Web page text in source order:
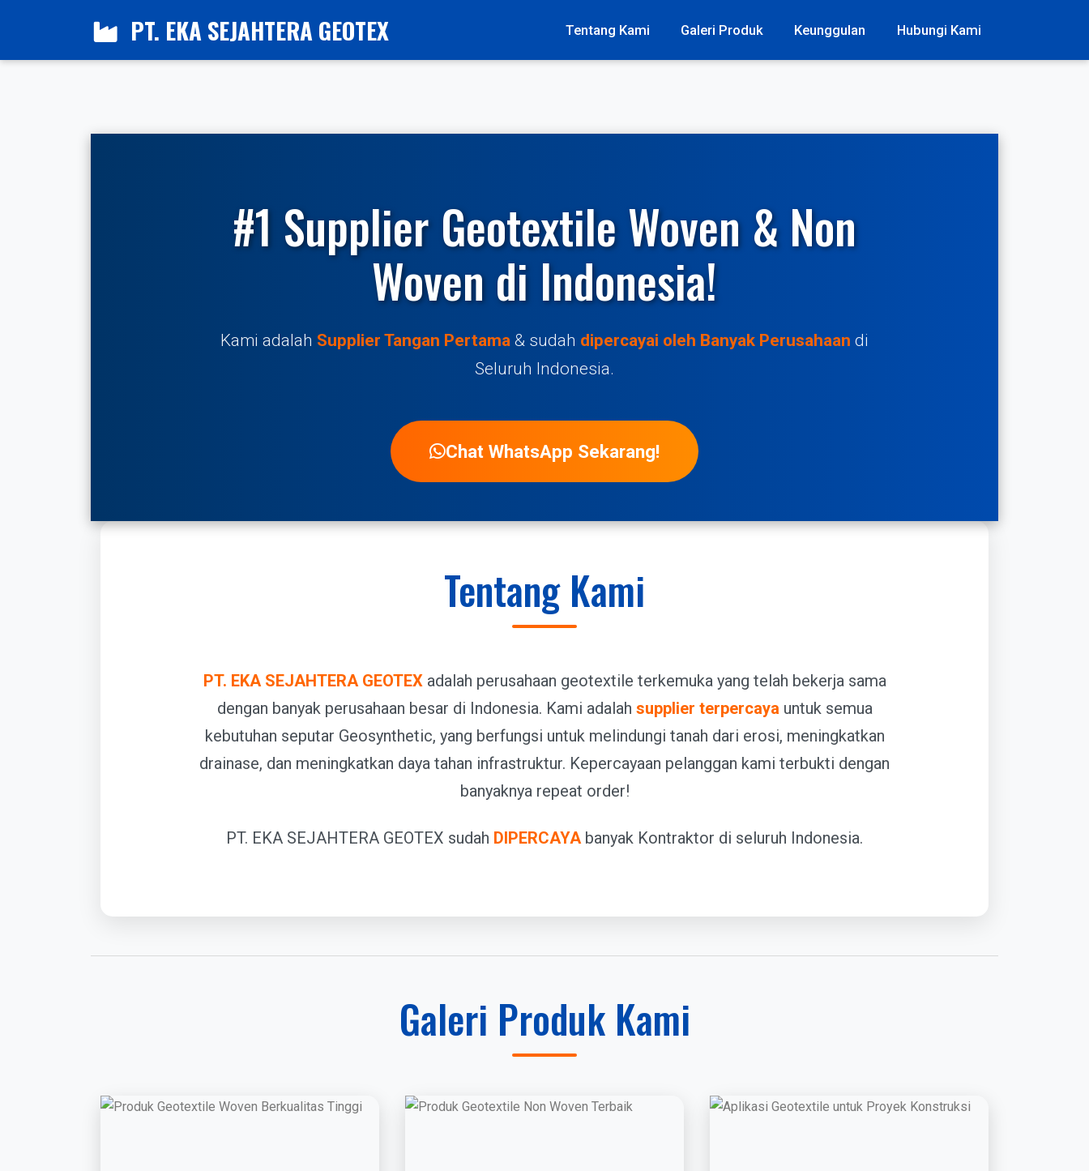
PT. EKA SEJAHTERA GEOTEX Tentang Kami Galeri Produk Keunggulan Hubungi Kami
#1 Supplier Geotextile Woven & Non
Woven di Indonesia!
Kami adalah Supplier Tangan Pertama & sudah dipercayai oleh Banyak Perusahaan di
Seluruh Indonesia.
Chat WhatsApp Sekarang!
Tentang Kami
PT. EKA SEJAHTERA GEOTEXadalah perusahaan geotextile terkemuka yang telah bekerja sama
dengan banyak perusahaan besar di Indonesia. Kami adalah supplier terpercaya untuk semua
kebutuhan seputar Geosynthetic, yang berfungsi untuk melindungi tanah dari erosi, meningkatkan
drainase, dan meningkatkan daya tahan infrastruktur. Kepercayaan pelanggan kami terbukti dengan
banyaknya repeat order!
PT. EKA SEJAHTERA GEOTEX sudah DIPERCAYAbanyak Kontraktor di seluruh Indonesia.
Galeri Produk Kami